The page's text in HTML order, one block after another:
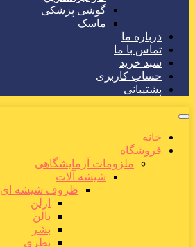
گوشی پزشکی
ماسک
درباره ما
تماس با ما
سبد خرید
حساب کاربری
پشتیبانی
خانه
فروشگاه
ملزومات آزمایشگاهی
شیشه آلات
ظروف شیشه ای
ارلن
بالن
بشر
بطری